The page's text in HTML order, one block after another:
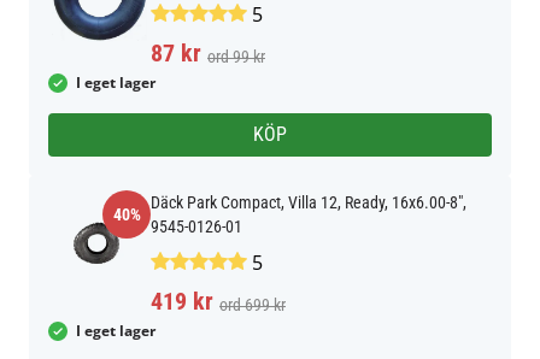
5
87 kr ord 99 kr
I eget lager
KÖP
40%
Däck Park Compact, Villa 12, Ready, 16x6.00-8",
9545-0126-01
5
419 kr ord 699 kr
I eget lager